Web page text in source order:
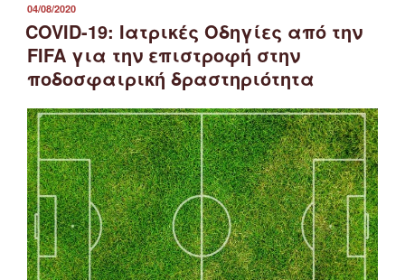
&
Κατηγορίας
ΕΠΣ
Φλώρινας
και
Κυπέλλου
ΕΠΣ
Φλώρινας
2020-
21”
ΔΗΜΟΣΙΕΎΤΗΚΕ
ΣΤΙΣ
04/08/2020
COVID-19: Ιατρικές Οδηγίες από την
FIFA για την επιστροφή στην
ποδοσφαιρική δραστηριότητα